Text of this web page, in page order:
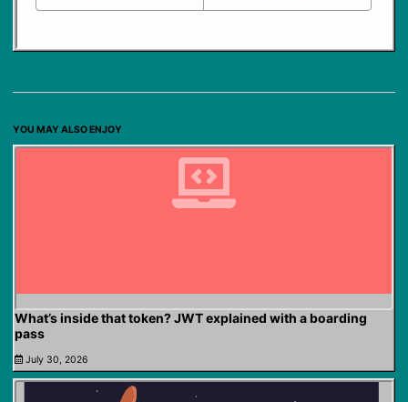
YOU MAY ALSO ENJOY
What’s inside that token? JWT explained with a boarding
pass
July 30, 2026